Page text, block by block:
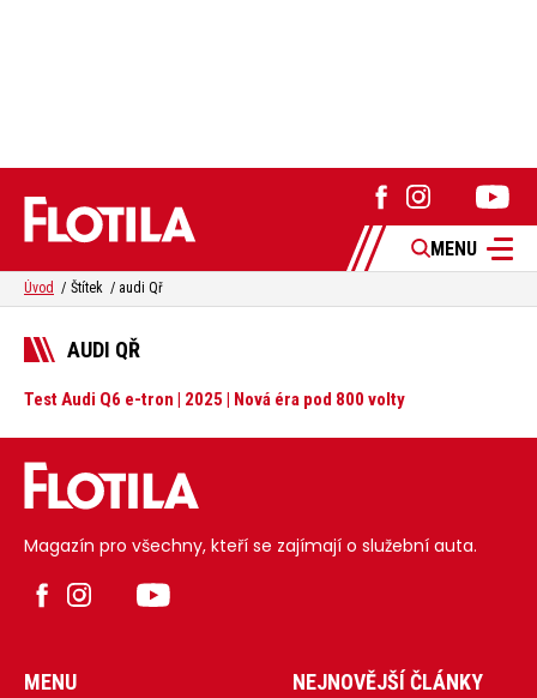
MENU
Úvod Štítek audi Qř
AUDI QŘ
Test Audi Q6 e-tron | 2025 | Nová éra pod 800 volty
Magazín pro všechny, kteří se zajímají o služební auta.
MENU NEJNOVĚJŠÍ ČLÁNKY